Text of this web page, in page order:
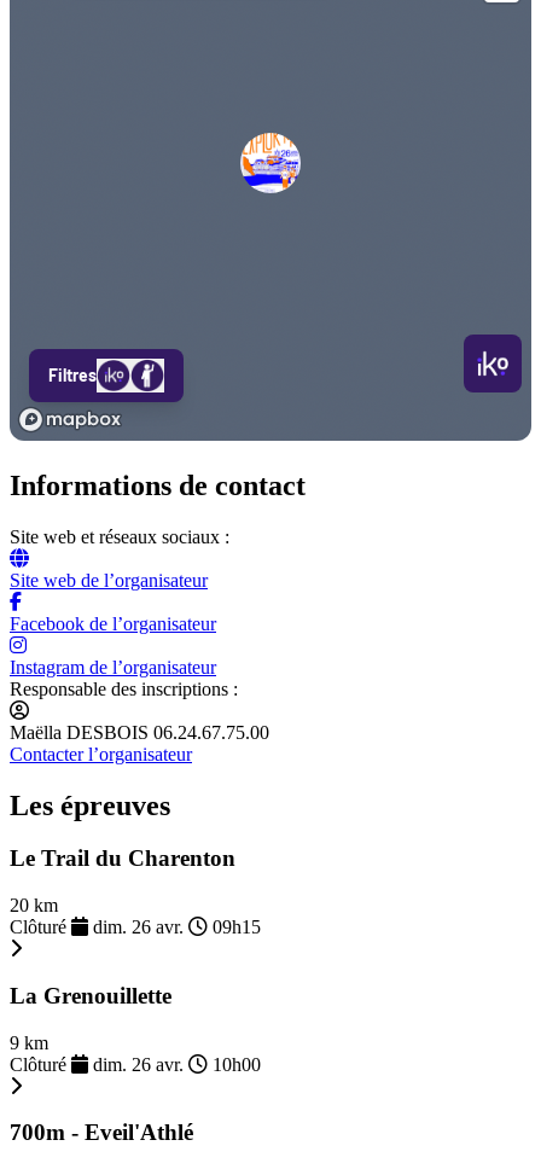
Informations de contact
Site web et réseaux sociaux :
Site web de l’organisateur
Facebook de l’organisateur
Instagram de l’organisateur
Responsable des inscriptions :
Maëlla DESBOIS 06.24.67.75.00
Contacter l’organisateur
Les épreuves
Le Trail du Charenton
20 km
Clôturé
dim. 26 avr. 09h15
La Grenouillette
9 km
Clôturé
dim. 26 avr. 10h00
700m - Eveil'Athlé